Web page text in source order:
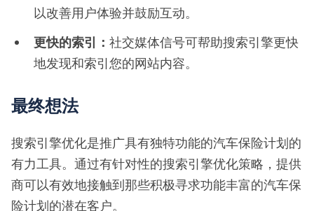
以改善用户体验并鼓励互动。
更快的索引： 社交媒体信号可帮助搜索引擎更快
地发现和索引您的网站内容。
最终想法
搜索引擎优化是推广具有独特功能的汽车保险计划的
有力工具。通过有针对性的搜索引擎优化策略，提供
商可以有效地接触到那些积极寻求功能丰富的汽车保
险计划的潜在客户。